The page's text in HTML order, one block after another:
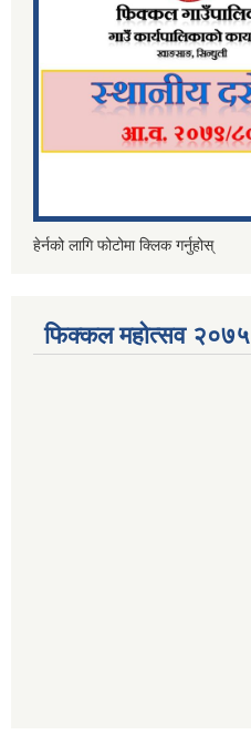
हेर्नको लागि फोटोमा क्लिक गर्नुहोस्
फिक्कल महोत्सव